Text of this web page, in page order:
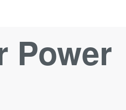
Power